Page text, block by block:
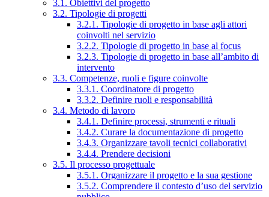
3.1. Obiettivi del progetto
3.2. Tipologie di progetti
3.2.1. Tipologie di progetto in base agli attori
coinvolti nel servizio
3.2.2. Tipologie di progetto in base al focus
3.2.3. Tipologie di progetto in base all’ambito di
intervento
3.3. Competenze, ruoli e figure coinvolte
3.3.1. Coordinatore di progetto
3.3.2. Definire ruoli e responsabilità
3.4. Metodo di lavoro
3.4.1. Definire processi, strumenti e rituali
3.4.2. Curare la documentazione di progetto
3.4.3. Organizzare tavoli tecnici collaborativi
3.4.4. Prendere decisioni
3.5. Il processo progettuale
3.5.1. Organizzare il progetto e la sua gestione
3.5.2. Comprendere il contesto d’uso del servizio